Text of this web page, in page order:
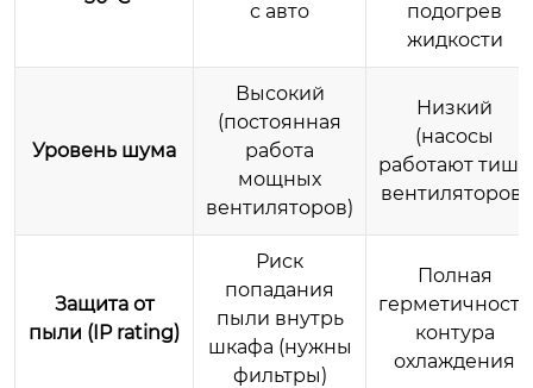
с авто
подогрев
жидкости
Уровень шума
Высокий
(постоянная
работа
мощных
вентиляторов)
Низкий
(насосы
работают тише
вентиляторов)
Защита от
пыли (IP rating)
Риск
попадания
пыли внутрь
шкафа (нужны
фильтры)
Полная
герметичность
контура
охлаждения